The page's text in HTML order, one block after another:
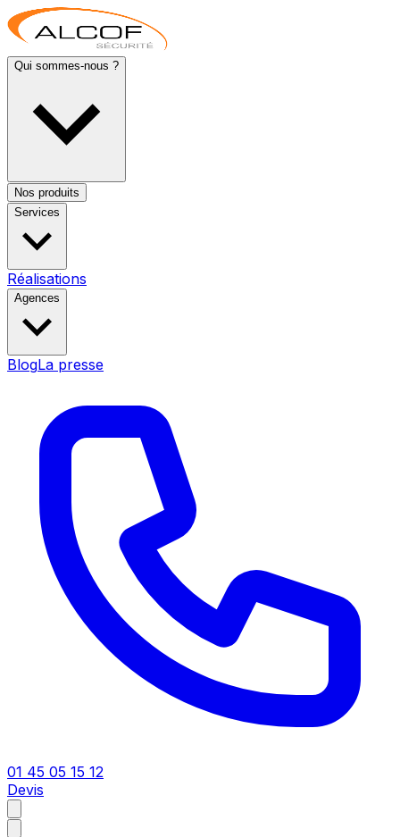
Qui sommes-nous ?
Nos produits
Services
Réalisations
Agences
BlogLa presse
01 45 05 15 12
Devis